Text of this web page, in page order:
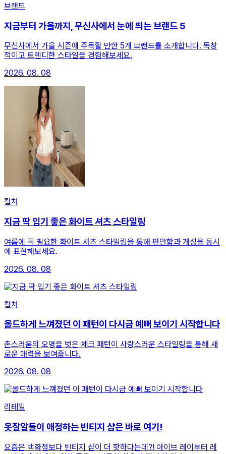
브랜드
지금부터 가을까지, 무신사에서 눈에 띄는 브랜드 5
무신사에서 가을 시즌에 주목할 만한 5개 브랜드를 소개합니다. 독창
적이고 트렌디한 스타일을 경험해보세요.
2026. 08. 08
컬처
지금 딱 입기 좋은 화이트 셔츠 스타일링
여름에 꼭 필요한 화이트 셔츠 스타일링을 통해 편안함과 개성을 동시
에 표현해보세요.
2026. 08. 08
컬처
올드하게 느껴졌던 이 패턴이 다시금 예뻐 보이기 시작합니다
촌스러움의 오명을 벗은 체크 패턴이 사랑스러운 스타일링을 통해 새
로운 매력을 보여줍니다.
2026. 08. 08
리테일
옷잘알들이 애정하는 빈티지 샵은 바로 여기!
요즘은 백화점보다 빈티지 샵이 더 핫하다는데?! 아이브 레이부터 레